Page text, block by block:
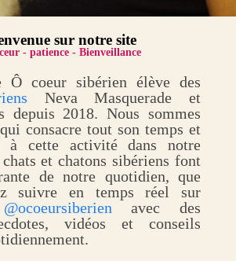
sur notre site
- patience - Bienveillance
Ô coeur sibérien élève des
Neva Masquerade et
depuis 2018. Nous sommes
consacre tout son temps et
à cette activité dans notre
et chatons sibériens font
de notre quotidien, que
suivre en temps réel sur
@ocoeursiberien avec des
vidéos et conseils